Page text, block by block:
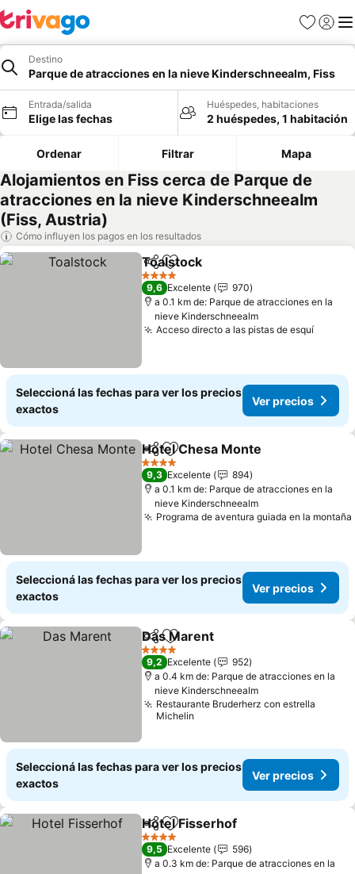
Favoritos
Iniciar
Destino
Parque de atracciones en la nieve Kinderschneealm, Fiss
Entrada/salida
Elige las fechas
Huéspedes, habitaciones
2 huéspedes, 1 habitación
Ordenar Filtrar Mapa
Alojamientos en Fiss cerca de Parque de
atracciones en la nieve Kinderschneealm
(Fiss, Austria)
Cómo influyen los pagos en los resultados
Compartir
Añadir a favoritos
Toalstock
4 Estrellas
9,6 Excelente
970
a 0.1 km de: Parque de atracciones en la
nieve Kinderschneealm
Acceso directo a las pistas de esquí
Seleccioná las fechas para ver los precios
exactos
Ver precios
CompartirAñadir a favoritos
Hotel Chesa Monte
4 Estrellas
9,3 Excelente
894
a 0.1 km de: Parque de atracciones en la
nieve Kinderschneealm
Programa de aventura guiada en la montaña
Seleccioná las fechas para ver los precios
exactos
Ver precios
CompartirAñadir a favoritos
Das Marent
4 Estrellas
9,2 Excelente
952
a 0.4 km de: Parque de atracciones en la
nieve Kinderschneealm
Restaurante Bruderherz con estrella
Michelin
Seleccioná las fechas para ver los precios
exactos
Ver precios
CompartirAñadir a favoritos
Hotel Fisserhof
4 Estrellas
9,5 Excelente
596
a 0.3 km de: Parque de atracciones en la